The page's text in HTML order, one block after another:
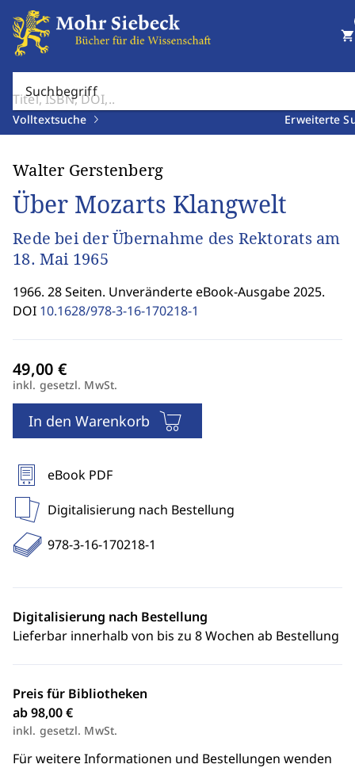
Suchbegriff
Volltextsuche Erweiterte
shopping_cart
Walter Gerstenberg
Über Mozarts Klangwelt
Rede bei der Übernahme des Rektorats am
18. Mai 1965
1966. 28 Seiten. Unveränderte eBook-Ausgabe 2025.
DOI 10.1628/978-3-16-170218-1
inkl. gesetzl. MwSt.
In den Warenkorb
eBook PDF
Digitalisierung nach Bestellung
978-3-16-170218-1
Digitalisierung nach Bestellung
Lieferbar innerhalb von bis zu 8 Wochen ab Bestellung
Preis für Bibliotheken
ab 98,00 €
inkl. gesetzl. MwSt.
Für weitere Informationen und Bestellungen wenden